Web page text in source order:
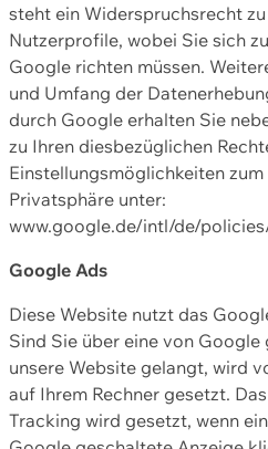
steht ein Widerspruchsrecht
Nutzerprofile, wobei Sie sich
Google richten müssen.
und Umfang der
durch Google erhalten Sie
zu Ihren diesbezüglichen
Einstellungsmöglichkeiten
Privatsphäre unter:
www.google.de/intl/de/
Google Ads
Diese Website nutzt das
Sind Sie über eine von
unsere Website gelangt, wird
auf Ihrem Rechner gesetzt.
Tracking wird gesetzt, wenn